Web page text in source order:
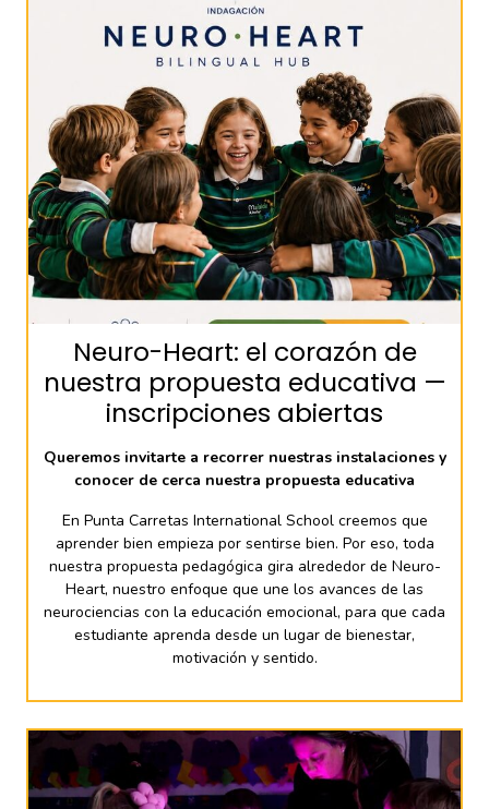
Neuro-Heart: el corazón de
nuestra propuesta educativa —
inscripciones abiertas
Queremos invitarte a recorrer nuestras instalaciones y
conocer de cerca nuestra propuesta educativa
En Punta Carretas International School creemos que
aprender bien empieza por sentirse bien. Por eso, toda
nuestra propuesta pedagógica gira alrededor de Neuro-
Heart, nuestro enfoque que une los avances de las
neurociencias con la educación emocional, para que cada
estudiante aprenda desde un lugar de bienestar,
motivación y sentido.